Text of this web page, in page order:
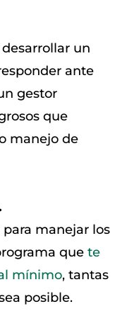
un
ante
gestor
que
manejo de
manejar los
quete
mínimo, tantas
posible.